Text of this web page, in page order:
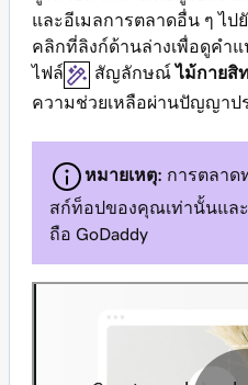
และอีเมลการตลาดอื่น ๆ ไ
คลิกที่ลิงก์ด้านล่างเพื่อดูคำ
ไฟล์
สัญลักษณ์ไม้กายสิ
ความช่วยเหลือผ่านปัญญาป
หมายเหตุ: การตลาด
สก์ท็อปของคุณเท่านั้นแล
ถือ GoDaddy